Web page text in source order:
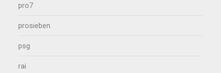
pro7
prosieben
psg
rai